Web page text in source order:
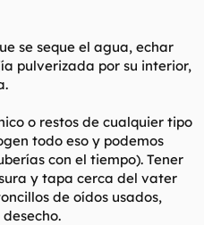
se seque el agua, echar
pulverizada por su interior,
o restos de cualquier tipo
todo eso y podemos
con el tiempo). Tener
y tapa cerca del vater
de oídos usados,